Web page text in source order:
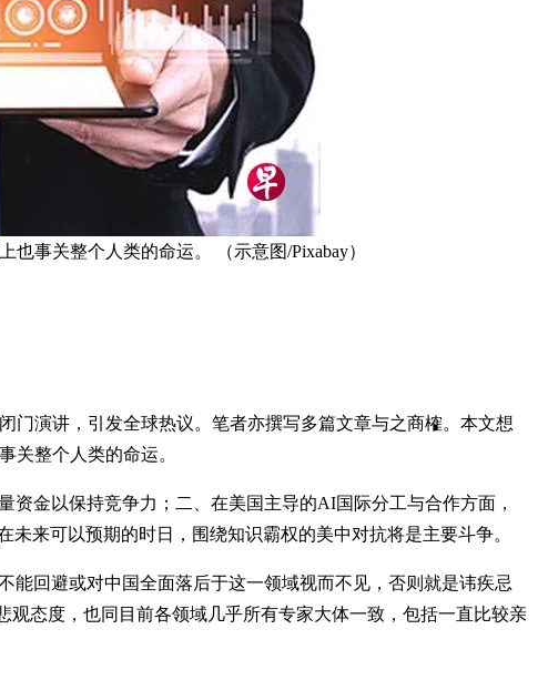
事关整个人类的命运。 （示意图/Pixabay）
门演讲，引发全球热议。笔者亦撰写多篇文章与之商榷。本文想
关整个人类的命运。
金以保持竞争力；二、在美国主导的AI国际分工与合作方面，
来可以预期的时日，围绕知识霸权的美中对抗将是主要斗争。
回避或对中国全面落后于这一领域视而不见，否则就是讳疾忌
态度，也同目前各领域几乎所有专家大体一致，包括一直比较亲